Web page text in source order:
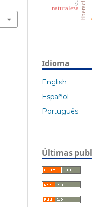
liberación
naturaleza
Idioma
English
Español
Português
Últimas